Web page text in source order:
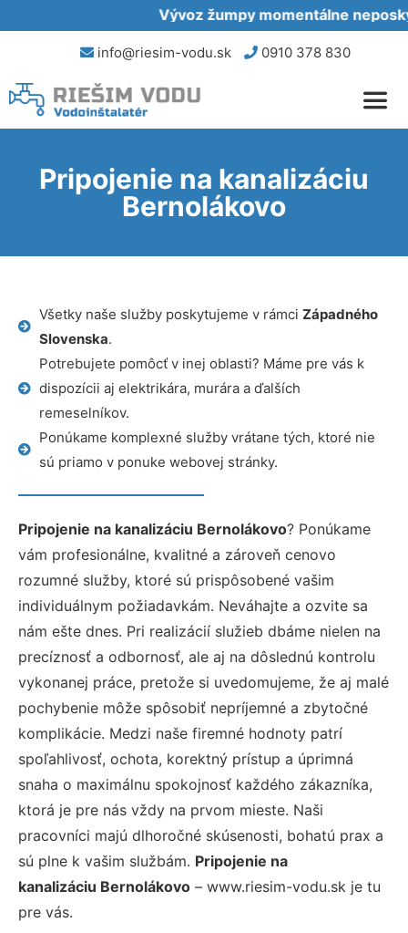
Vývoz žumpy momentálne
info@riesim-vodu.sk 0910 378 830
Pripojenie na kanalizáciu
Bernolákovo
Všetky naše služby poskytujeme v rámci Západného
Slovenska.
Potrebujete pomôcť v inej oblasti? Máme pre vás k
dispozícii aj elektrikára, murára a ďalších
remeselníkov.
Ponúkame komplexné služby vrátane tých, ktoré nie
sú priamo v ponuke webovej stránky.
Pripojenie na kanalizáciu Bernolákovo? Ponúkame
vám profesionálne, kvalitné a zároveň cenovo
rozumné služby, ktoré sú prispôsobené vašim
individuálnym požiadavkám. Neváhajte a ozvite sa
nám ešte dnes. Pri realizácií služieb dbáme nielen na
precíznosť a odbornosť, ale aj na dôslednú kontrolu
vykonanej práce, pretože si uvedomujeme, že aj malé
pochybenie môže spôsobiť nepríjemné a zbytočné
komplikácie. Medzi naše firemné hodnoty patrí
spoľahlivosť, ochota, korektný prístup a úprimná
snaha o maximálnu spokojnosť každého zákazníka,
ktorá je pre nás vždy na prvom mieste. Naši
pracovníci majú dlhoročné skúsenosti, bohatú prax a
sú plne k vašim službám. Pripojenie na
kanalizáciu Bernolákovo – www.riesim-vodu.sk je tu
pre vás.